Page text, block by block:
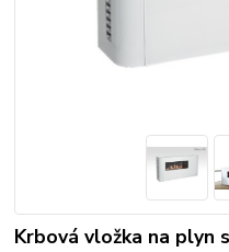
Krbová vložka na plyn